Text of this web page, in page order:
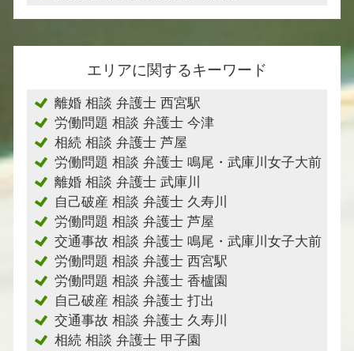
エリアに関するキーワード
離婚 相談 弁護士 西宮駅
労働問題 相談 弁護士 今津
相続 相談 弁護士 芦屋
労働問題 相談 弁護士 鳴尾・武庫川女子大前
離婚 相談 弁護士 武庫川
自己破産 相談 弁護士 久寿川
労働問題 相談 弁護士 芦屋
交通事故 相談 弁護士 鳴尾・武庫川女子大前
労働問題 相談 弁護士 西宮駅
労働問題 相談 弁護士 香櫨園
自己破産 相談 弁護士 打出
交通事故 相談 弁護士 久寿川
相続 相談 弁護士 甲子園